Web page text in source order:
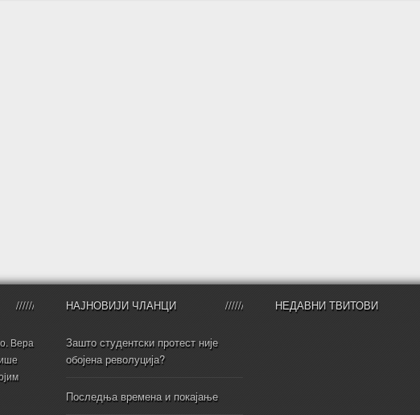
Вера
НАЈНОВИЈИ ЧЛАНЦИ
Зашто студентски протест није
обојена револуција?
Последња времена и покајање
НЕДАВНИ ТВИТОВИ